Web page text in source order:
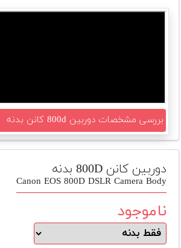
تجهیزات
دوم
لیست
قیمت
دوربین
بله
بررسی مشخصات دوربین 800d کانن بدنه
دوربین کانن 800D بدنه
Canon EOS 800D DSLR Camera Body
ناموجود